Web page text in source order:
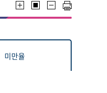
미만율